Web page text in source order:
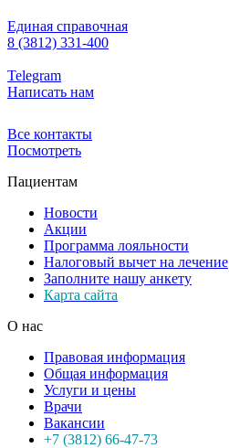
Единая справочная
8 (3812) 331-400
Telegram
Написать нам
Все контакты
Посмотреть
Пациентам
Новости
Акции
Программа лояльности
Налоговый вычет на лечение
Заполните нашу анкету
Карта сайта
О нас
Правовая информация
Общая информация
Услуги и цены
Врачи
Вакансии
+7 (3812) 66-47-73